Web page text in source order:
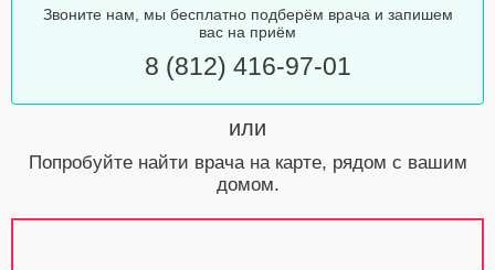
Звоните нам, мы бесплатно подберём врача и запишем
вас на приём
8 (812) 416-97-01
или
Попробуйте найти врача на карте, рядом с вашим
домом.